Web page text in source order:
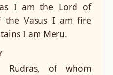
I am the Lord of
the Vasus I am fire
I am Meru.
Rudras, of whom